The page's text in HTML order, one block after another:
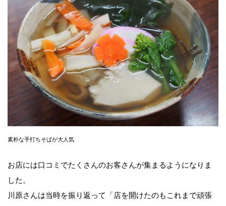
素朴な手打ちそばが大人気
お店には口コミでたくさんのお客さんが集まるようになりま
した。
川原さんは当時を振り返って「店を開けたのもこれまで頑張